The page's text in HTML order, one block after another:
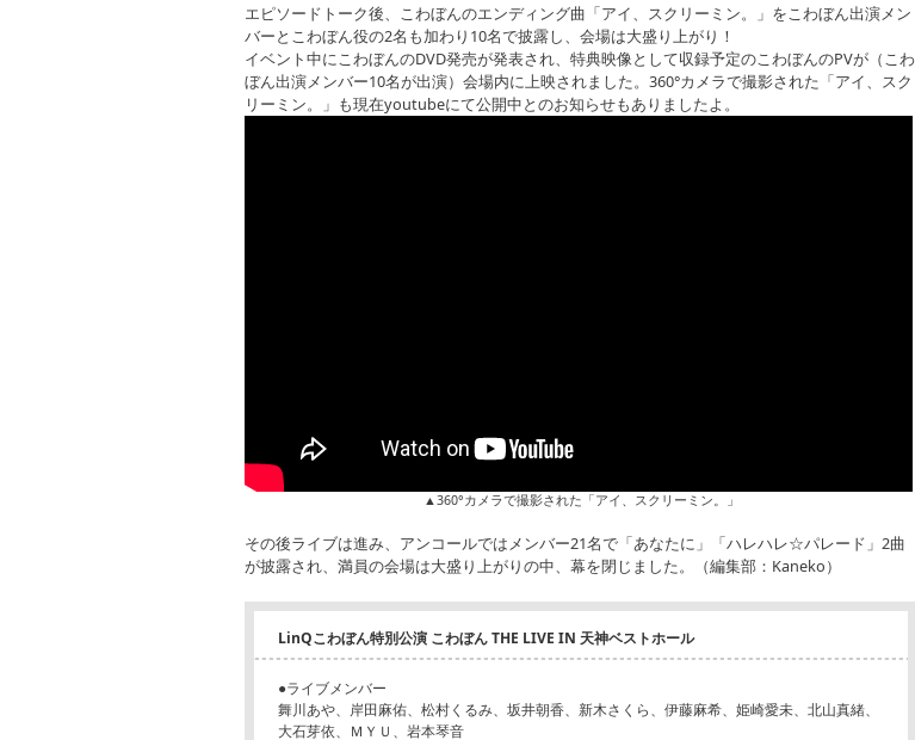
エピソードトーク後、こわぼんのエンディング曲「アイ、スクリーミン。」をこわぼん出演メン
バーとこわぼん役の2名も加わり10名で披露し、会場は大盛り上がり！
イベント中にこわぼんのDVD発売が発表され、特典映像として収録予定のこわぼんのPVが（こわ
ぼん出演メンバー10名が出演）会場内に上映されました。360°カメラで撮影された「アイ、スク
リーミン。」も現在youtubeにて公開中とのお知らせもありましたよ。
▲360°カメラで撮影された「アイ、スクリーミン。」
その後ライブは進み、アンコールではメンバー21名で「あなたに」「ハレハレ☆パレード」2曲
が披露され、満員の会場は大盛り上がりの中、幕を閉じました。（編集部：Kaneko）
LinQこわぼん特別公演 こわぼん THE LIVE IN 天神ベストホール
●ライブメンバー
舞川あや、岸田麻佑、松村くるみ、坂井朝香、新木さくら、伊藤麻希、姫崎愛未、北山真緒、
大石芽依、ＭＹＵ、岩本琴音